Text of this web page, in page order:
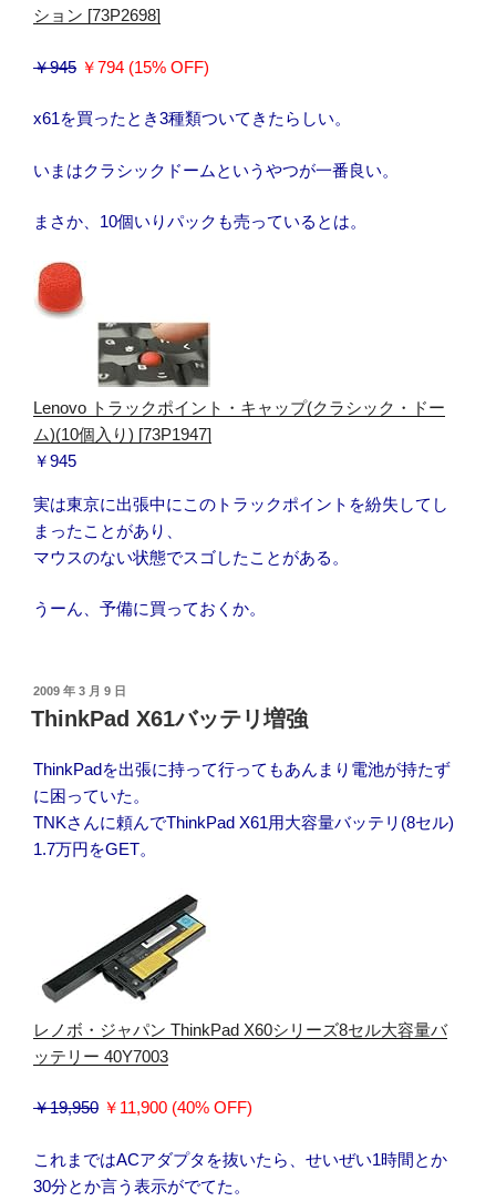
ション [73P2698]
￥945 ￥794 (15% OFF)
x61を買ったとき3種類ついてきたらしい。
いまはクラシックドームというやつが一番良い。
まさか、10個いりパックも売っているとは。
Lenovo トラックポイント・キャップ(クラシック・ドー
ム)(10個入り) [73P1947]
￥945
実は東京に出張中にこのトラックポイントを紛失してし
まったことがあり、
マウスのない状態でスゴしたことがある。
うーん、予備に買っておくか。
投
稿
日:
2009 年 3 月 9 日
ThinkPad X61バッテリ増強
ThinkPadを出張に持って行ってもあんまり電池が持たず
に困っていた。
TNKさんに頼んでThinkPad X61用大容量バッテリ(8セル)
1.7万円をGET。
レノボ・ジャパン ThinkPad X60シリーズ8セル大容量バ
ッテリー 40Y7003
￥19,950 ￥11,900 (40% OFF)
これまではACアダプタを抜いたら、せいぜい1時間とか
30分とか言う表示がでてた。